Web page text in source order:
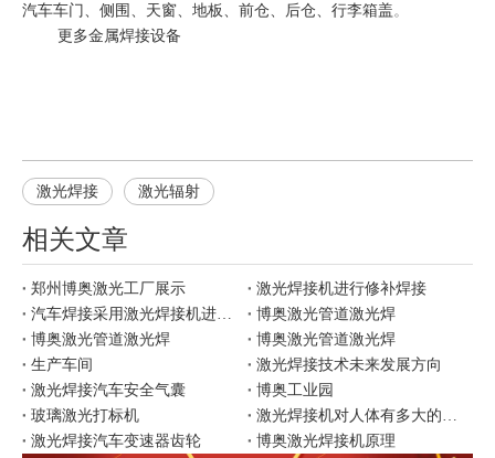
汽车车门、侧围、天窗、地板、前仓、后仓、行李箱盖 。
更多金属焊接设备
激光焊接 激光辐射
相关文章
郑州博奥激光工厂展示
激光焊接机进行修补焊接
博奥激光管道激光焊
博奥激光管道激光焊
博奥激光管道激光焊
生产车间
激光焊接技术未来发展方向
激光焊接汽车安全气囊
博奥工业园
玻璃激光打标机
激光焊接汽车变速器齿轮
博奥激光焊接机原理